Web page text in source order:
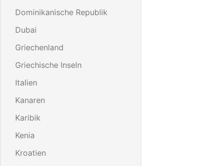
Dominikanische Republik
Dubai
Griechenland
Griechische Inseln
Italien
Kanaren
Karibik
Kenia
Kroatien